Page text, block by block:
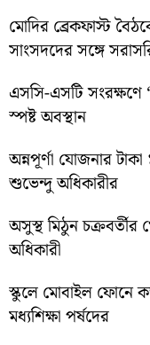
মোদির ব্রেকফাস্ট
সাংসদদের সঙ্গে
এসসি-এসটি সংরক্ষণে
স্পষ্ট অবস্থান
অন্নপূর্ণা যোজনার
শুভেন্দু অধিকারীর
অসুস্থ মিঠুন চক্রবর্তীর
অধিকারী
স্কুলে মোবাইল ফোনে
মধ্যশিক্ষা পর্ষদের